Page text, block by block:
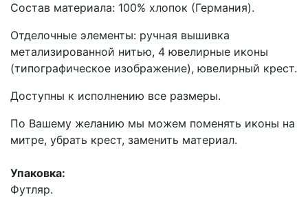
Состав материала: 100% хлопок (Германия).
Отделочные элементы: ручная вышивка
метализированной нитью, 4 ювелирные иконы
(типографическое изображение), ювелирный крест.
Доступны к исполнению все размеры.
По Вашему желанию мы можем поменять иконы на
митре, убрать крест, заменить материал.
Упаковка:
Футляр.